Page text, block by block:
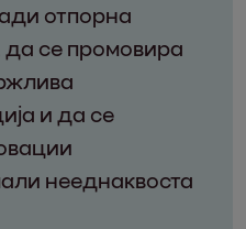
отпорна
се промовира
и да се
нееднаквоста